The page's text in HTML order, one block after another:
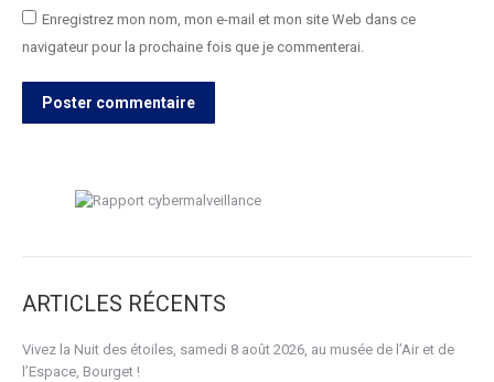
Enregistrez mon nom, mon e-mail et mon site Web dans ce
navigateur pour la prochaine fois que je commenterai.
Poster commentaire
ARTICLES RÉCENTS
Vivez la Nuit des étoiles, samedi 8 août 2026, au musée de l’Air et de
l’Espace, Bourget !